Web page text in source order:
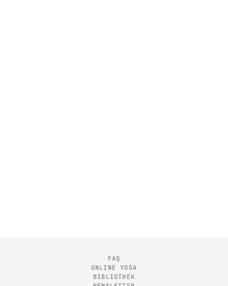
FAQ
ONLINE YOGA
BIBLIOTHEK